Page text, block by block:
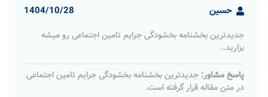
حسین 1404/10/28
جدیدترین بخشنامه بخشودگی جرایم تامین اجتماعی رو میشه
بزارید..
پاسخ مشاور: جدیدترین بخشنامه بخشودگی جرایم تامین اجتماعی
در متن مقاله قرار گرفته است.